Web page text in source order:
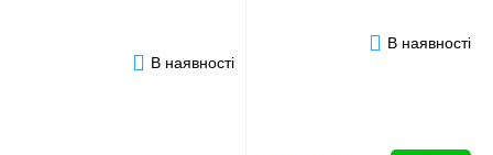
В наявності
В наявності